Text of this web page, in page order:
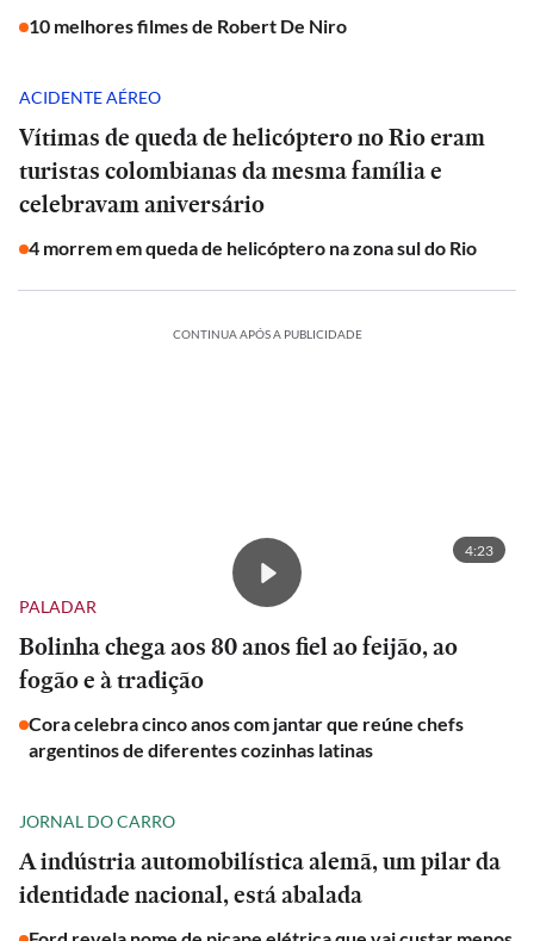
10 melhores filmes de Robert De Niro
ACIDENTE AÉREO
Vítimas de queda de helicóptero no Rio eram
turistas colombianas da mesma família e
celebravam aniversário
4 morrem em queda de helicóptero na zona sul do Rio
CONTINUA APÓS A PUBLICIDADE
4:23
PALADAR
Bolinha chega aos 80 anos fiel ao feijão, ao
fogão e à tradição
Cora celebra cinco anos com jantar que reúne chefs
argentinos de diferentes cozinhas latinas
JORNAL DO CARRO
A indústria automobilística alemã, um pilar da
identidade nacional, está abalada